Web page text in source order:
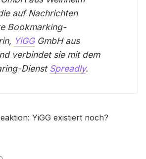
auf Nachrichten
Bookmarking-
YiGGGmbH aus
verbindet sie mit dem
DienstSpreadly.
YiGG existiert noch?